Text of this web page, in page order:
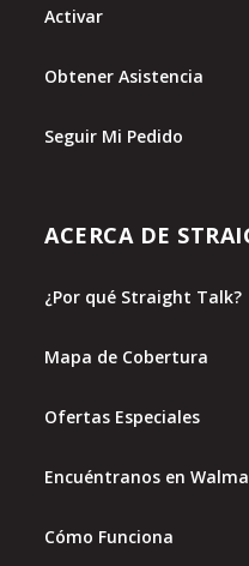
Activar
Obtener Asistencia
Seguir Mi Pedido
ACERCA DE
¿Por qué Straight Talk?
Mapa de Cobertura
Ofertas Especiales
Encuéntranos en
Cómo Funciona